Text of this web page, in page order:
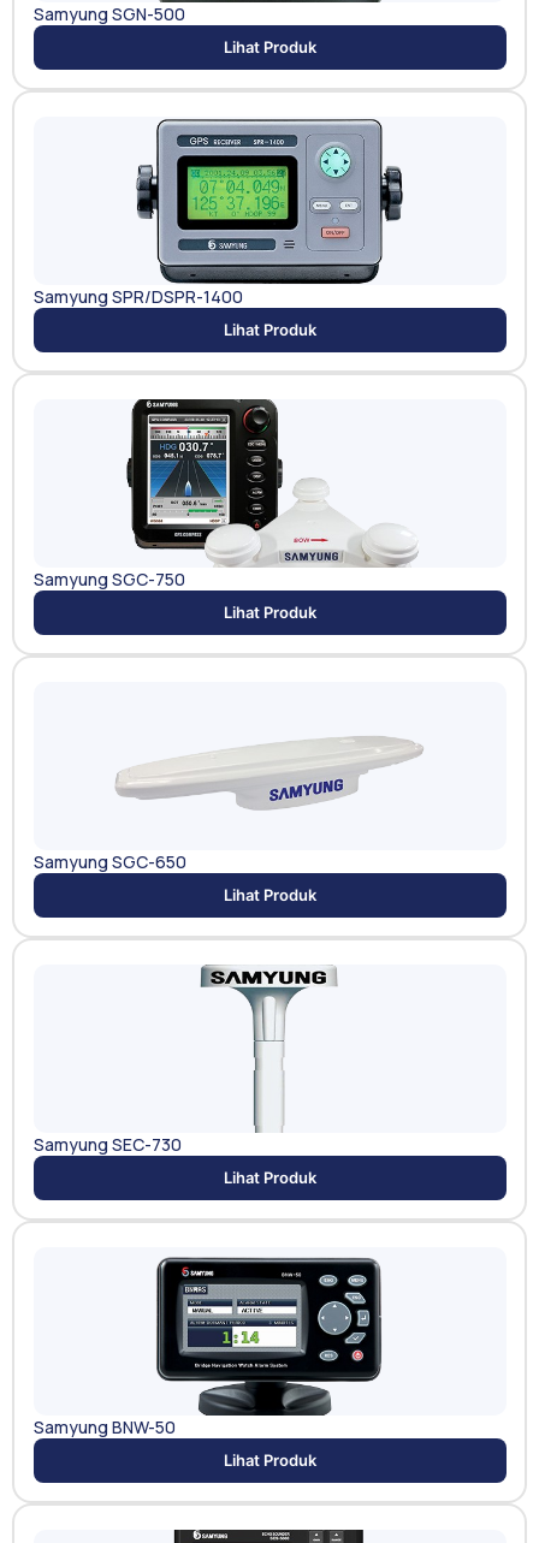
Samyung SGN-500
Lihat Produk
Samyung SPR/DSPR-1400
Lihat Produk
Samyung SGC-750
Lihat Produk
Samyung SGC-650
Lihat Produk
Samyung SEC-730
Lihat Produk
Samyung BNW-50
Lihat Produk